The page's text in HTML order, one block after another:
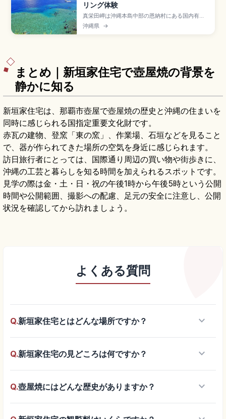
リング体験
真栄田岬は沖縄本島中部の恩納村にある国内有数
のダイビング・シュノーケリングスポットで、洞
窟入口から差し込む光が水面を青く輝かせる「青
沖縄県 →
まとめ｜新垣家住宅で壺屋焼の背景を
静かに知る
新垣家住宅は、那覇市壺屋で壺屋焼の歴史と沖縄の住まいを
同時に感じられる国指定重要文化財です。
赤瓦の建物、登窯「東の窯」、作業場、石垣などを見ること
で、器が作られてきた場所の空気を身近に感じられます。
訪日旅行者にとっては、国際通り周辺の買い物や街歩きに、
沖縄の工芸と暮らしを知る時間を加えられるスポットです。
見学の際は金・土・日・祝の午後1時から午後5時という公開
時間や公開範囲、撮影への配慮、足元の安全に注意し、公開
状況を確認してから訪れましょう。
よくある質問
Q.新垣家住宅とはどんな場所ですか？ keyboard_arrow_down
Q.新垣家住宅の見どころは何ですか？ keyboard_arrow_down
Q.壺屋焼にはどんな歴史がありますか？ keyboard_arrow_down